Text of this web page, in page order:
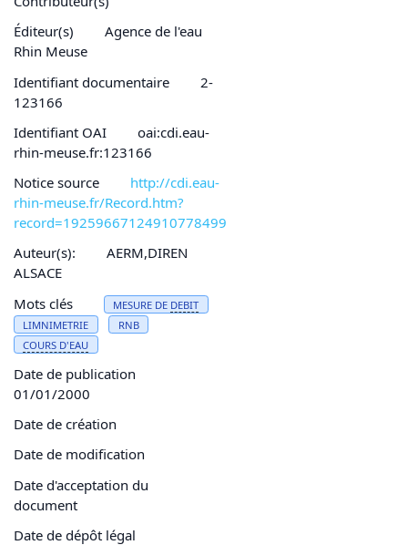
Éditeur(s)
Agence de l'eau
Rhin Meuse
Identifiant documentaire
2-
123166
Identifiant OAI
oai:cdi.eau-
rhin-meuse.fr:123166
Notice source
http://cdi.eau-
rhin-meuse.fr/Record.htm?
record=19259667124910778499
Auteur(s):
AERM,DIREN
ALSACE
Mots clés
MESURE DE DEBIT
LIMNIMETRIE
RNB
COURS D'EAU
Date de publication
01/01/2000
Date de création
Date de modification
Date d'acceptation du
document
Date de dépôt légal